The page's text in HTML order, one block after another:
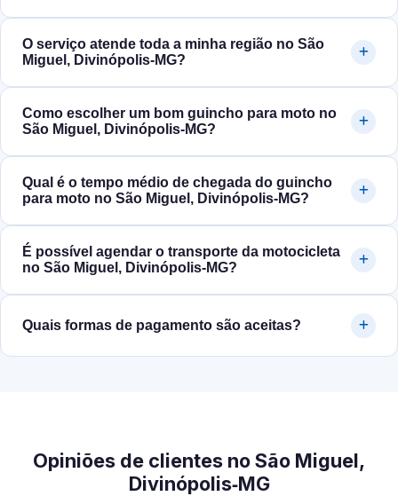
O serviço atende toda a minha região no São
Miguel, Divinópolis‑MG?
Como escolher um bom guincho para moto no
São Miguel, Divinópolis‑MG?
Qual é o tempo médio de chegada do guincho
para moto no São Miguel, Divinópolis‑MG?
É possível agendar o transporte da motocicleta
no São Miguel, Divinópolis‑MG?
Quais formas de pagamento são aceitas?
Opiniões de clientes no São Miguel,
Divinópolis‑MG